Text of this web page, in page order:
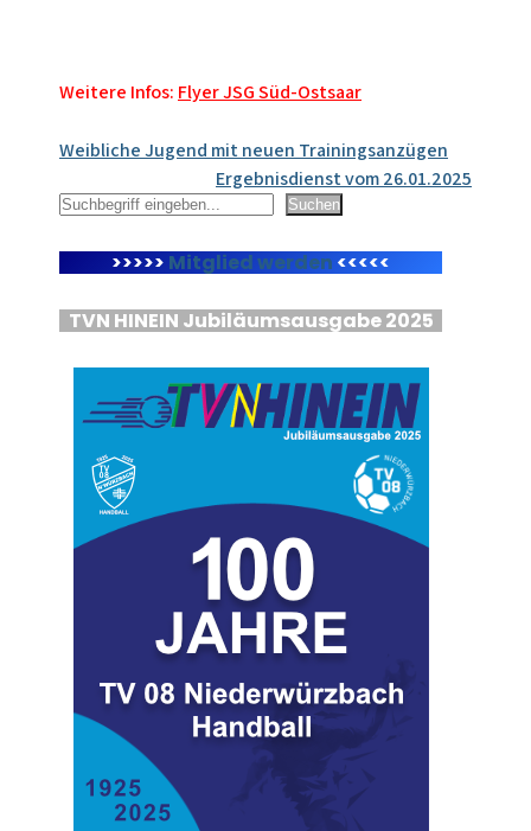
Weitere Infos: Flyer JSG Süd-Ostsaar
Beitragsnavigation
Weibliche Jugend mit neuen Trainingsanzügen
Ergebnisdienst vom 26.01.2025
Suchen
Suchen
>>>>> Mitglied werden <<<<<
TVN HINEIN Jubiläumsausgabe 2025